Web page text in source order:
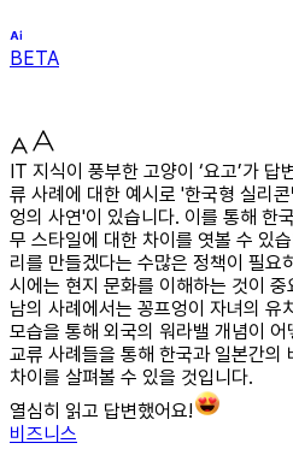
BETA
IT 지식이 풍부한 고양이 ‘요고’가
류 사례에 대한 예시로 '한국형 실리
엉의 사연'이 있습니다. 이를 통해 한
무 스타일에 대한 차이를 엿볼 수 있
리를 만들겠다는 수많은 정책이 필요
시에는 현지 문화를 이해하는 것이
남의 사례에서는 꽁프엉이 자녀의 유
모습을 통해 외국의 워라밸 개념이
교류 사례들을 통해 한국과 일본간의
차이를 살펴볼 수 있을 것입니다.
열심히 읽고 답변했어요!
비즈니스